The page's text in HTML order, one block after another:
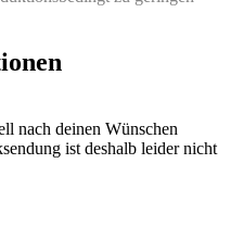
nach deinen Wünschen
ist deshalb leider nicht